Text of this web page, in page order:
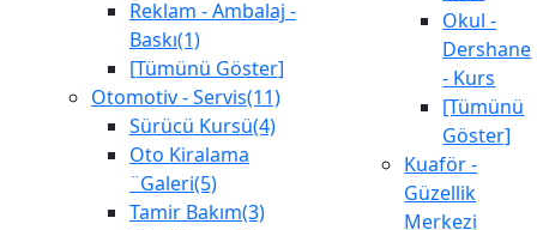
Reklam - Ambalaj -
Baskı(1)
[Tümünü Göster]
Otomotiv - Servis(11)
Sürücü Kursü(4)
Oto Kiralama
¨Galeri(5)
Tamir Bakım(3)
Okul -
Dershane
- Kurs
[Tümünü
Göster]
Kuaför -
Güzellik
Merkezi